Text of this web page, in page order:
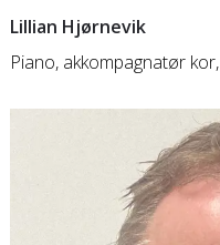
Lillian Hjørnevik
Piano, akkompagnatør